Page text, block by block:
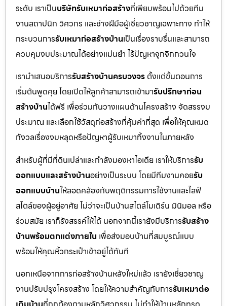
ระดับ เราเป็นบริษัทรับเหมาก่อสร้างที่เพียบพร้อมไปด้วยทีม
งานสถาปนิก วิศวกร และช่างฝีมือผู้เชี่ยวชาญเฉพาะทาง ทำให้
กระบวนการรับเหมาก่อสร้างบ้านเป็นเรื่องราบรื่นและสามารถ
ควบคุมงบประมาณได้อย่างแม่นยำ ไร้ปัญหาจุกจิกกวนใจ
เรานำเสนอบริการรับสร้างบ้านครบวงจร ตั้งแต่ขั้นตอนการ
เริ่มต้นพูดคุย โดยเปิดให้ลูกค้าสามารถเข้ามารับปรึกษาก่อน
สร้างบ้านได้ฟรี เพื่อร่วมกันวางแผนด้านโครงสร้าง จัดสรรงบ
ประมาณ และเลือกใช้วัสดุก่อสร้างที่คุ้มค่าที่สุด เพื่อให้คุณหมด
กังวลเรื่องงบหลุดหรือปัญหาผู้รับเหมาทิ้งงานในภายหลัง
สำหรับผู้ที่มีที่ดินเปล่าและกำลังมองหาไอเดีย เราให้บริการรับ
ออกแบบและสร้างบ้านอย่างเป็นระบบ โดยมีทีมงานคอยรับ
ออกแบบบ้านให้สอดคล้องกับพฤติกรรมการใช้งานและไลฟ์
สไตล์ของผู้อยู่อาศัย ไม่ว่าจะเป็นบ้านสไตล์โมเดิร์น มินิมอล หรือ
ร่วมสมัย เราก็รังสรรค์ให้ได้ นอกจากนี้เรายังมีบริการรับสร้าง
บ้านพร้อมตกแต่งภายใน เพื่อส่งมอบบ้านที่สมบูรณ์แบบ
พร้อมให้คุณหิ้วกระเป๋าเข้าอยู่ได้ทันที
นอกเหนือจากการก่อสร้างบ้านหลังใหม่แล้ว เรายังเชี่ยวชาญ
งานปรับปรุงโครงสร้าง โดยให้ความสำคัญกับการรับเหมาต่อ